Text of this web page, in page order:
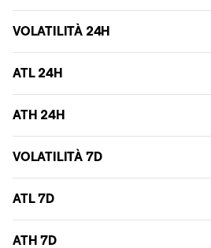
VOLATILITÀ 24H
ATL 24H
ATH 24H
VOLATILITÀ 7D
ATL 7D
ATH 7D